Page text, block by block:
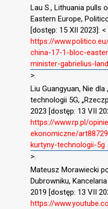
Lau S., Lithuania pulls
Eastern Europe,
[dostęp: 15 XII 2023]: <
https://
china-17-1-bloc-
minister-gabrielius-
>.
Liu Guangyuan, Nie dla
technologii 5G,
2023 [dostęp: 13 VII
https://www.rp.pl/
ekonomiczne/
kurtyny-technologii-5g
>.
Mateusz Morawiecki
Dubrowniku,
2019 [dostęp: 13 VII
https://